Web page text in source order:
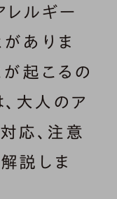
レルギー
ありま
が起こるの
大人のア
応、注意
説しま